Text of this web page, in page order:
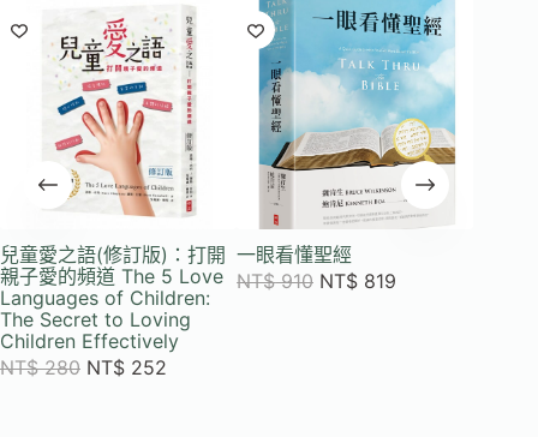
兒童愛之語(修訂版)：打開
親子愛的頻道 The 5 Love
Languages of Children:
The Secret to Loving
Children Effectively
NT$280 NT$ 252
一眼看懂聖經
NT$910 NT$ 819